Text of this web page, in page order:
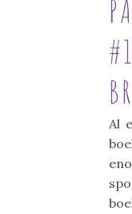
Al